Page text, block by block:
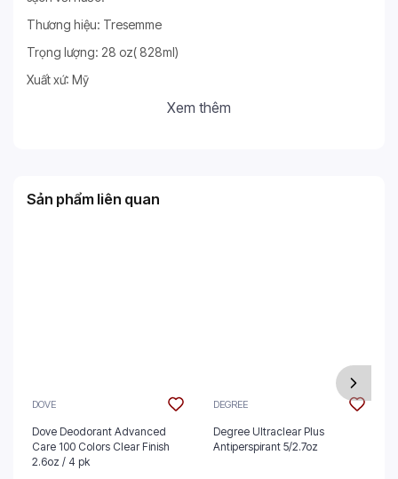
Thương hiệu: Tresemme
Trọng lượng: 28 oz( 828ml)
Xuất xứ: Mỹ
Xem thêm
Sản phẩm liên quan
DOVE
Dove Deodorant Advanced
Care 100 Colors Clear Finish
2.6oz / 4 pk
DEGREE
Degree Ultraclear Plus
Antiperspirant 5/2.7oz